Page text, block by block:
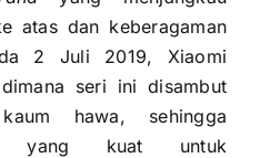
atas dan keberagaman
2 Juli 2019, Xiaomi
seri ini disambut
hawa, sehingga
yang kuat untuk